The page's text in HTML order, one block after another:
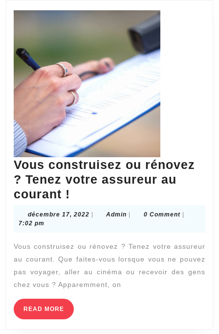
d’un
d’huissier
sur
internet?
Vous construisez ou rénovez
? Tenez votre assureur au
courant !
?
Tenez
votre
au
décembre 17, 2022 décembre
| Admin Admin
| 0 Comment |
7:02 pm
Vous construisez ou rénovez ? Tenez votre assureur
au courant. Que faites-vous lorsque vous ne pouvez
pas voyager, aller au cinéma ou recevoir des gens
chez vous ? Apparemment, on
READ MORE READ
MORE